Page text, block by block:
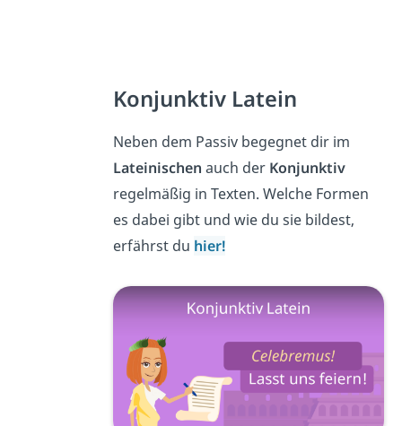
Konjunktiv Latein
Neben dem Passiv begegnet dir im
Lateinischen auch der Konjunktiv
regelmäßig in Texten. Welche Formen
es dabei gibt und wie du sie bildest,
erfährst du hier!